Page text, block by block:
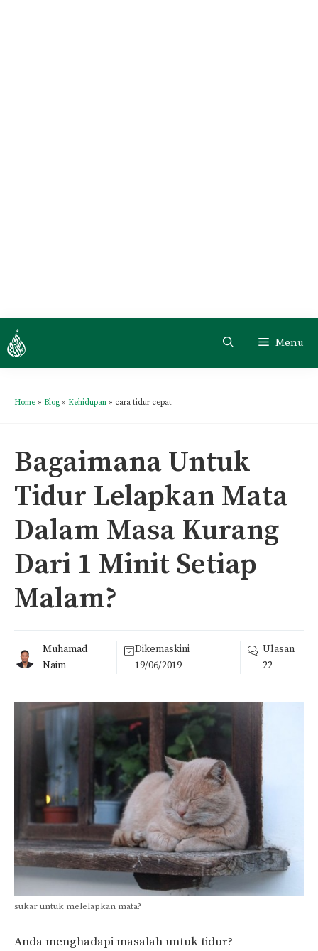
Menu
Home » Blog » Kehidupan » cara tidur cepat
Bagaimana Untuk
Tidur Lelapkan Mata
Dalam Masa Kurang
Dari 1 Minit Setiap
Malam?
Muhamad
Naim
Dikemaskini
19/06/2019
Ulasan
22
sukar untuk melelapkan mata?
Anda menghadapi masalah untuk tidur?